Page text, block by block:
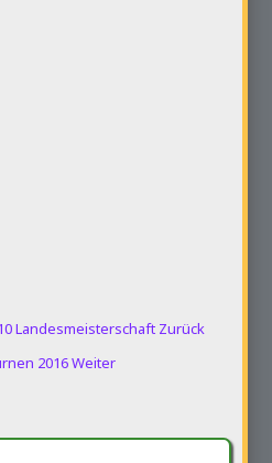
Landesmeisterschaft Zurück
2016Weiter